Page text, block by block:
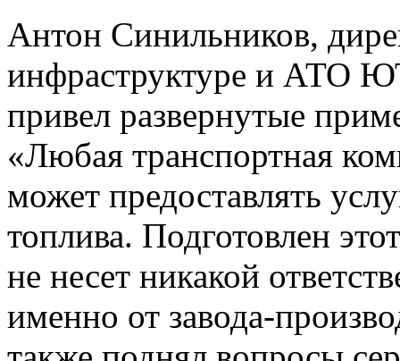
Антон Синильников,
инфраструктуре и АТО
привел развернутые
«Любая транспортная
может предоставлять
топлива. Подготовлен
не несет никакой
именно от завода-